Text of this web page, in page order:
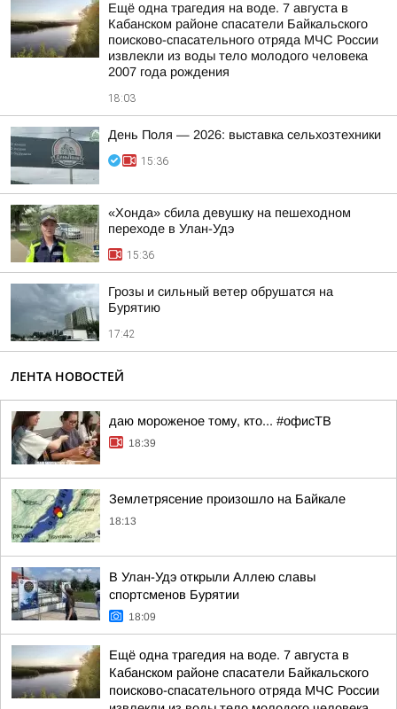
Ещё одна трагедия на воде. 7 августа в
Кабанском районе спасатели Байкальского
поисково-спасательного отряда МЧС России
извлекли из воды тело молодого человека
2007 года рождения
18:03
День Поля — 2026: выставка сельхозтехники
15:36
«Хонда» сбила девушку на пешеходном
переходе в Улан-Удэ
15:36
Грозы и сильный ветер обрушатся на
Бурятию
17:42
ЛЕНТА НОВОСТЕЙ
даю мороженое тому, кто... #офисТВ
18:39
Землетрясение произошло на Байкале
18:13
В Улан-Удэ открыли Аллею славы
спортсменов Бурятии
18:09
Ещё одна трагедия на воде. 7 августа в
Кабанском районе спасатели Байкальского
поисково-спасательного отряда МЧС России